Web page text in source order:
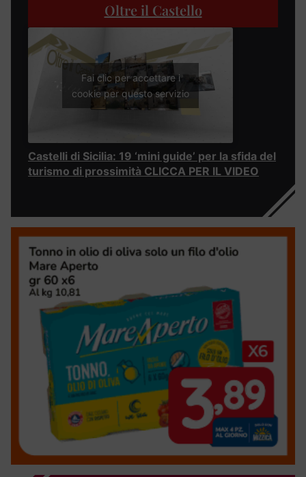
Oltre il Castello
Fai clic per accettare i
cookie per questo servizio
Castelli di Sicilia: 19 ‘mini guide’ per la sfida del
turismo di prossimità CLICCA PER IL VIDEO